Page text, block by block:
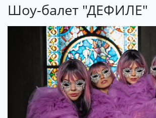
Шоу-балет "ДЕФИЛЕ"